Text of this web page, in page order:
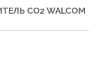
CO2 WALCOM